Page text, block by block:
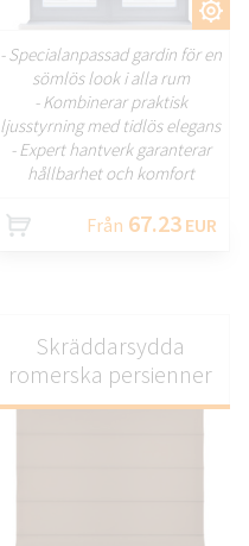
ANPASSA
- Specialanpassad gardin för en
sömlös look i alla rum
- Kombinerar praktisk
ljusstyrning med tidlös elegans
- Expert hantverk garanterar
hållbarhet och komfort
Från 67.23 EUR
Skräddarsydda
romerska persienner